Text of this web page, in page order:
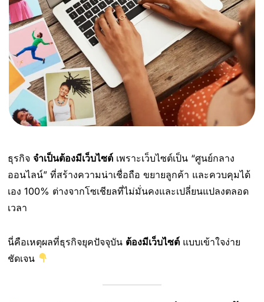
ธุรกิจ จำเป็นต้องมีเว็บไซต์เพราะเว็บไซต์เป็น “ศูนย์กลาง
ออนไลน์” ที่สร้างความน่าเชื่อถือ ขยายลูกค้า และควบคุมได้
เอง 100% ต่างจากโซเชียลที่ไม่มั่นคงและเปลี่ยนแปลงตลอด
เวลา
นี่คือเหตุผลที่ธุรกิจยุคปัจจุบัน ต้องมีเว็บไซต์แบบเข้าใจง่าย
ชัดเจน